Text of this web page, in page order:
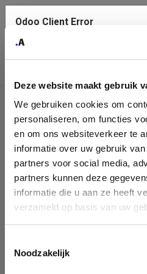
Deze website maakt gebruik
We gebruiken cookies om
personaliseren, om functies
en om ons websiteverkeer te
informatie over uw gebruik
partners voor social media,
partners kunnen deze
informatie die u aan ze heeft
verzameld op basis van uw
Noodzakelijk
Company
Identification
Please fill in your
You can search a company in our
enterprise ID. When a company is
form. If you don't find your
Odoo Client Error
service.
See details
Ok